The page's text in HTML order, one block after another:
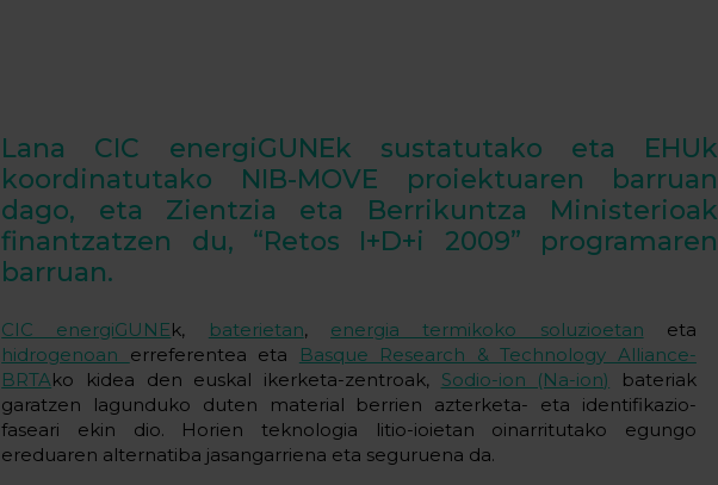
Lana CIC energiGUNEk sustatutako eta EHUk
koordinatutako NIB-MOVE proiektuaren barruan
dago, eta Zientzia eta Berrikuntza Ministerioak
finantzatzen du, “Retos I+D+i 2009” programaren
barruan.
CIC energiGUNEk, baterietan, energia termikoko soluzioetan eta
hidrogenoan erreferentea eta
Basque Research & Technology Alliance-
BRTAko kidea den euskal ikerketa-zentroak, Sodio-ion (Na-ion)
bateriak
garatzen lagunduko duten material berrien azterketa- eta identifikazio-
faseari ekin dio. Horien teknologia litio-ioietan oinarritutako egungo
ereduaren alternatiba jasangarriena eta seguruena da.